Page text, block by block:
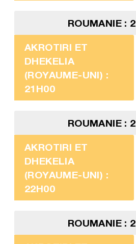
ROUMANIE :
AKROTIRI ET
DHEKELIA
(ROYAUME-UNI) :
21H00
ROUMANIE :
AKROTIRI ET
DHEKELIA
(ROYAUME-UNI) :
22H00
ROUMANIE :